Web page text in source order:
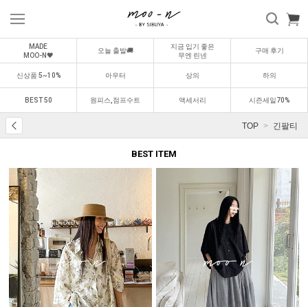
MADE
MOO-N🖤
오늘 출발🚚
지금 입기 좋은
무엔 린넨
구매 후기
신상품 5~10% 아우터 상의 하의
BEST 50 원피스,점프수트 액세서리 시즌세일70%
TOP 긴팔티
BEST ITEM
BEST